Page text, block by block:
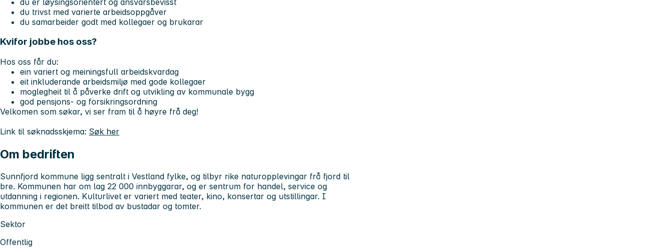
du trivst med varierte arbeidsoppgåver
du samarbeider godt med kollegaer og brukarar
Kvifor jobbe hos oss?
Hos oss får du:
ein variert og meiningsfull arbeidskvardag
eit inkluderande arbeidsmiljø med gode kollegaer
moglegheit til å påverke drift og utvikling av kommunale bygg
god pensjons- og forsikringsordning
Velkomen som søkar, vi ser fram til å høyre frå deg!
Link til søknadsskjema: Søk her
Om bedriften
Sunnfjord kommune ligg sentralt i Vestland fylke, og tilbyr rike naturopplevingar frå fjord til
bre. Kommunen har om lag 22 000 innbyggarar, og er sentrum for handel, service og
utdanning i regionen. Kulturlivet er variert med teater, kino, konsertar og utstillingar. I
kommunen er det breitt tilbod av bustadar og tomter.
Sektor
Offentlig